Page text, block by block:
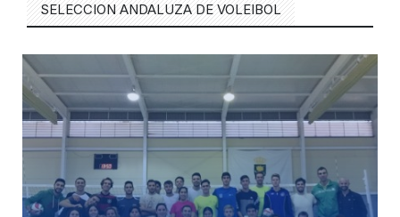
SELECCION ANDALUZA DE VOLEIBOL